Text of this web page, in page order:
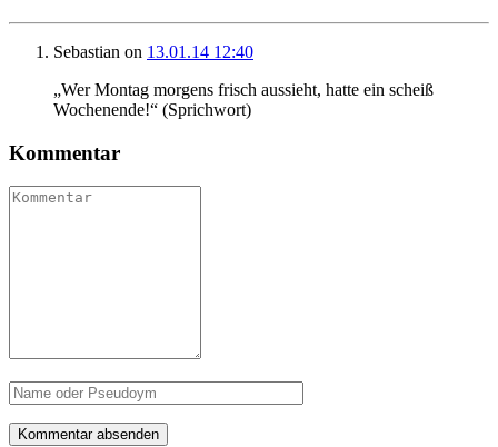
Sebastian on 13.01.14 12:40
„Wer Montag morgens frisch aussieht, hatte ein scheiß
Wochenende!“ (Sprichwort)
Kommentar